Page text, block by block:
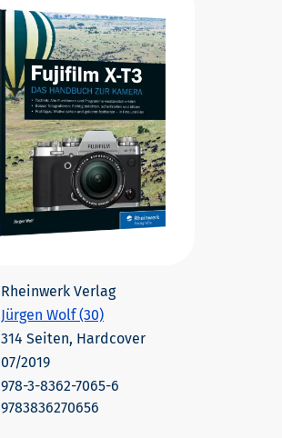
Rheinwerk Verlag
Jürgen Wolf (30)
314 Seiten, Hardcover
07/2019
978-3-8362-7065-6
9783836270656